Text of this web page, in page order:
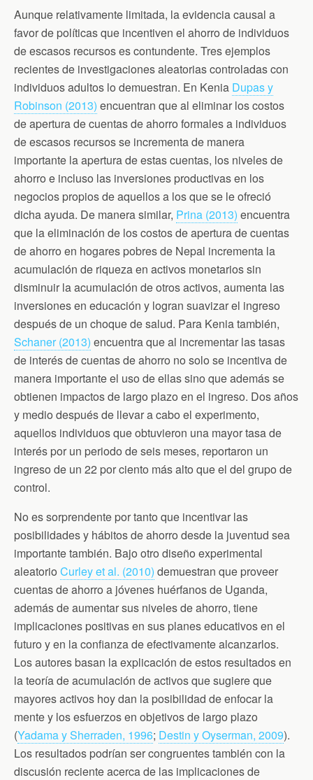
o
o
k
e
r
F
r
i
e
n
d
y
A
p
p
Aunque relativamente limitada, la evidencia causal a
favor de políticas que incentiven el ahorro de individuos
de escasos recursos es contundente. Tres ejemplos
recientes de investigaciones aleatorias controladas con
individuos adultos lo demuestran. En Kenia Dupas y
Robinson (2013) encuentran que al eliminar los costos
de apertura de cuentas de ahorro formales a individuos
de escasos recursos se incrementa de manera
importante la apertura de estas cuentas, los niveles de
ahorro e incluso las inversiones productivas en los
negocios propios de aquellos a los que se le ofreció
dicha ayuda. De manera similar, Prina (2013) encuentra
que la eliminación de los costos de apertura de cuentas
de ahorro en hogares pobres de Nepal incrementa la
acumulación de riqueza en activos monetarios sin
disminuir la acumulación de otros activos, aumenta las
inversiones en educación y logran suavizar el ingreso
después de un choque de salud. Para Kenia también,
Schaner (2013) encuentra que al incrementar las tasas
de interés de cuentas de ahorro no solo se incentiva de
manera importante el uso de ellas sino que además se
obtienen impactos de largo plazo en el ingreso. Dos años
y medio después de llevar a cabo el experimento,
aquellos individuos que obtuvieron una mayor tasa de
interés por un periodo de seis meses, reportaron un
ingreso de un 22 por ciento más alto que el del grupo de
control.
No es sorprendente por tanto que incentivar las
posibilidades y hábitos de ahorro desde la juventud sea
importante también. Bajo otro diseño experimental
aleatorio Curley et al. (2010) demuestran que proveer
cuentas de ahorro a jóvenes huérfanos de Uganda,
además de aumentar sus niveles de ahorro, tiene
implicaciones positivas en sus planes educativos en el
futuro y en la confianza de efectivamente alcanzarlos.
Los autores basan la explicación de estos resultados en
la teoría de acumulación de activos que sugiere que
mayores activos hoy dan la posibilidad de enfocar la
mente y los esfuerzos en objetivos de largo plazo
(Yadama y Sherraden, 1996; Destin y Oyserman, 2009).
Los resultados podrían ser congruentes también con la
discusión reciente acerca de las implicaciones de